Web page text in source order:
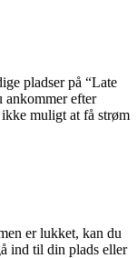
pladser på “Late
ankommer efter
muligt at få strøm
er lukket, kan du
ind til din plads eller